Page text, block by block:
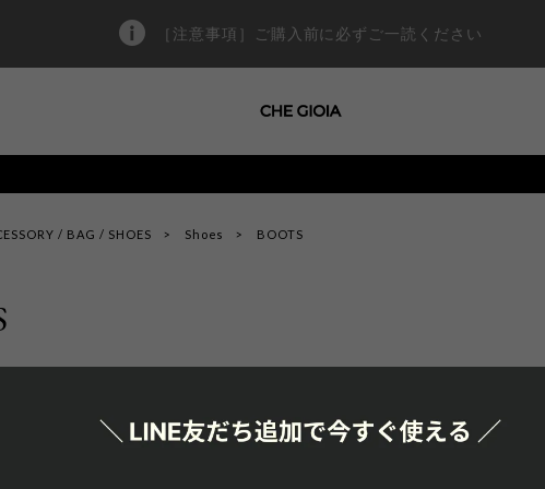
［注意事項］ご購入前に必ずご一読ください
/ BAG / SHOES Shoes BOOTS